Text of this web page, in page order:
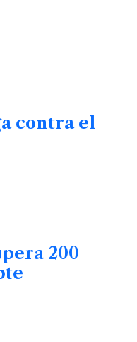
contra el
200